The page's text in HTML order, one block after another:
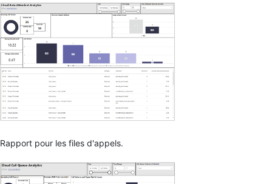
Rapport pour les files d'appels.